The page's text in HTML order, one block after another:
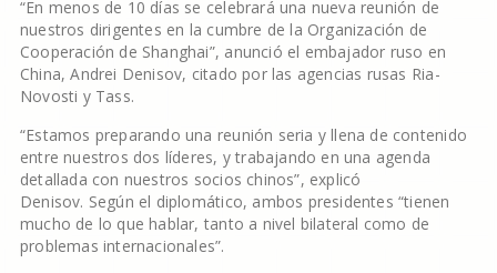
“En menos de 10 días se celebrará una nueva reunión de
nuestros dirigentes en la cumbre de la Organización de
Cooperación de Shanghai”, anunció el embajador ruso en
China, Andrei Denisov, citado por las agencias rusas Ria-
Novosti y Tass.
“Estamos preparando una reunión seria y llena de contenido
entre nuestros dos líderes, y trabajando en una agenda
detallada con nuestros socios chinos”, explicó
Denisov. Según el diplomático, ambos presidentes “tienen
mucho de lo que hablar, tanto a nivel bilateral como de
problemas internacionales”.